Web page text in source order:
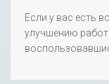
Если у вас есть
улучшению